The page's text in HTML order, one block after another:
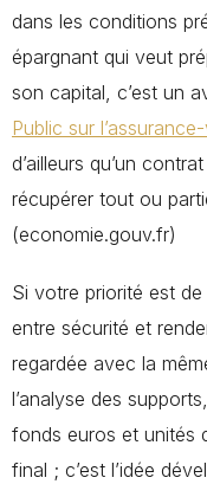
dans les conditions
épargnant qui veut
son capital, c’est un
Public sur
d’ailleurs qu’un
récupérer tout ou
(economie.gouv.fr)
Si votre priorité est
entre sécurité et
regardée avec la
l’analyse des
fonds euros et unités
final ; c’est l’idée